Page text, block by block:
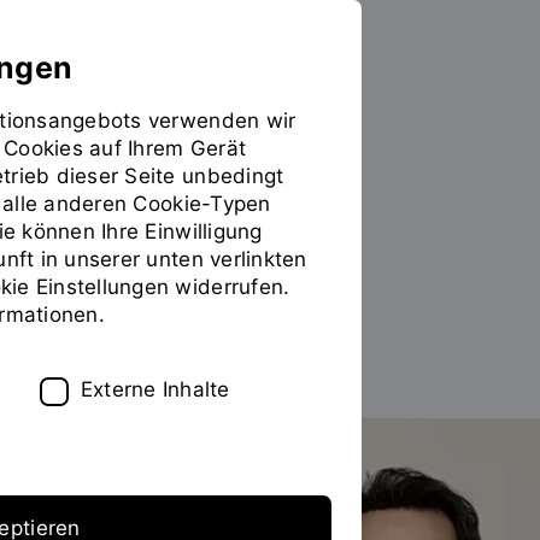
PERSONEN
Prof. Dr. Ahmet Kara
verwenden wir
auf Ihrem Gerät
dieser Seite unbedingt
anderen Cookie-Typen
können Ihre Einwilligung
in unserer unten verlinkten
Einstellungen widerrufen.
Externe Inhalte